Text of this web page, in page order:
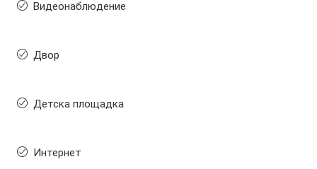
Видеонаблюдение
Двор
Детска площадка
Интернет